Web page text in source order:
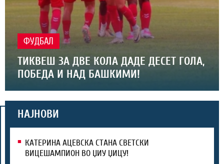
ФУДБАЛ
ТИКВЕШ ЗА ДВЕ КОЛА ДАДЕ ДЕСЕТ ГОЛА,
ПОБЕДА И НАД БАШКИМИ!
НАЈНОВИ
КАТЕРИНА АЦЕВСКА СТАНА СВЕТСКИ
ВИЦЕШАМПИОН ВО ЏИУ ЏИЦУ!